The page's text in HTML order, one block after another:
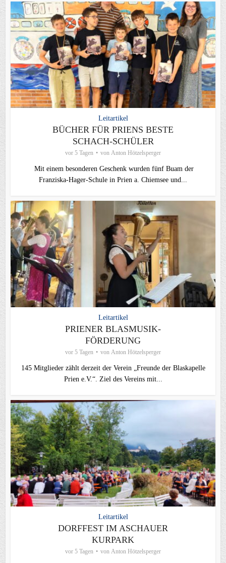
Leitartikel
BÜCHER FÜR PRIENS BESTE
SCHACH-SCHÜLER
vor 5 Tagen von Anton Hötzelsperger
Mit einem besonderen Geschenk wurden fünf Buam der
Franziska-Hager-Schule in Prien a. Chiemsee und...
Leitartikel
PRIENER BLASMUSIK-
FÖRDERUNG
vor 5 Tagen von Anton Hötzelsperger
145 Mitglieder zählt derzeit der Verein „Freunde der Blaskapelle
Prien e.V.“. Ziel des Vereins mit...
Leitartikel
DORFFEST IM ASCHAUER
KURPARK
vor 5 Tagen von Anton Hötzelsperger